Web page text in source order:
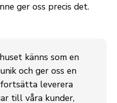
ger oss precis det.
känns som en
och ger oss en
leverera
till våra kunder,